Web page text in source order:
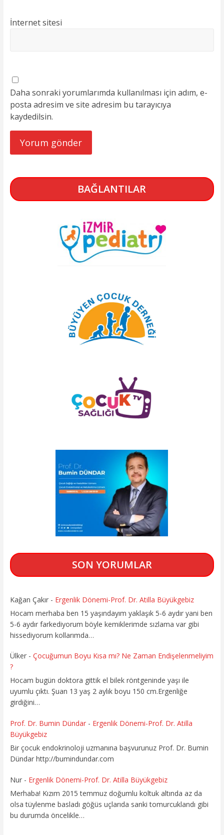
İnternet sitesi
Daha sonraki yorumlarımda kullanılması için adım, e-
posta adresim ve site adresim bu tarayıcıya
kaydedilsin.
BAĞLANTILAR
SON YORUMLAR
Kağan Çakır- Ergenlik Dönemi-Prof. Dr. Atilla Büyükgebiz
Hocam merhaba ben 15 yaşındayım yaklaşık 5-6 aydır yani ben
5-6 aydır farkediyorum böyle kemiklerimde sızlama var gibi
hissediyorum kollarımda…
Ülker- Çocuğumun Boyu Kısa mı? Ne Zaman Endişelenmeliyim
?
Hocam bugün doktora gittik el bilek röntgeninde yaşı ile
uyumlu çıktı. Şuan 13 yaş 2 aylık boyu 150 cm.Ergenliğe
girdiğini…
Prof. Dr. Bumin Dündar- Ergenlik Dönemi-Prof. Dr. Atilla
Büyükgebiz
Bir çocuk endokrinoloji uzmanına başvurunuz Prof. Dr. Bumin
Dündar http://bumindundar.com
Nur- Ergenlik Dönemi-Prof. Dr. Atilla Büyükgebiz
Merhaba! Kızım 2015 temmuz doğumlu koltuk altında az da
olsa tüylenme basladı göğüs uçlarıda sanki tomurcuklandı gibi
bu durumda öncelikle…